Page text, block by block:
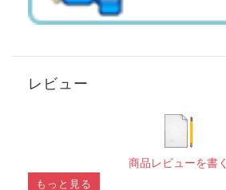
レビュー
商品レビューを書く
もっと見る